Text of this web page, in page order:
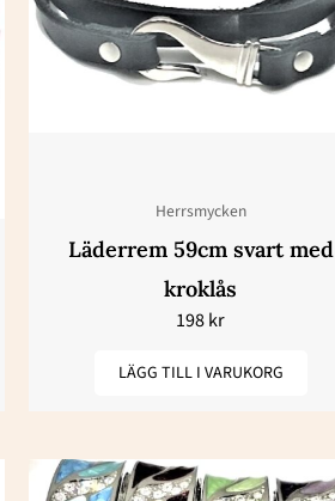
Herrsmycken
Läderrem 59cm svart med
kroklås
198kr
LÄGG TILL I VARUKORG
Den